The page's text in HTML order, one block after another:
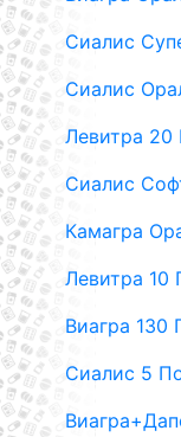
Сиалис
Сиалис
Левитра
Сиалис
Камагра
Левитра 10
Виагра 130
Сиалис 5